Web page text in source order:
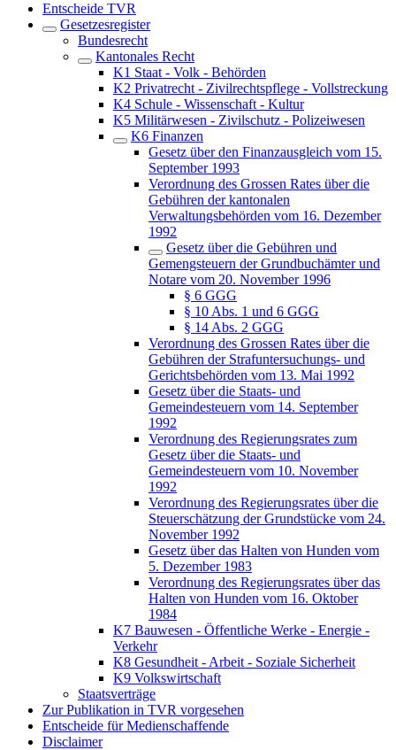
Entscheide TVR
Gesetzesregister
Bundesrecht
Kantonales Recht
K1 Staat - Volk - Behörden
K2 Privatrecht - Zivilrechtspflege - Vollstreckung
K4 Schule - Wissenschaft - Kultur
K5 Militärwesen - Zivilschutz - Polizeiwesen
K6 Finanzen
Gesetz über den Finanzausgleich vom 15.
September 1993
Verordnung des Grossen Rates über die
Gebühren der kantonalen
Verwaltungsbehörden vom 16. Dezember
1992
Gesetz über die Gebühren und
Gemengsteuern der Grundbuchämter und
Notare vom 20. November 1996
§ 6 GGG
§ 10 Abs. 1 und 6 GGG
§ 14 Abs. 2 GGG
Verordnung des Grossen Rates über die
Gebühren der Strafuntersuchungs- und
Gerichtsbehörden vom 13. Mai 1992
Gesetz über die Staats- und
Gemeindesteuern vom 14. September
1992
Verordnung des Regierungsrates zum
Gesetz über die Staats- und
Gemeindesteuern vom 10. November
1992
Verordnung des Regierungsrates über die
Steuerschätzung der Grundstücke vom 24.
November 1992
Gesetz über das Halten von Hunden vom
5. Dezember 1983
Verordnung des Regierungsrates über das
Halten von Hunden vom 16. Oktober
1984
K7 Bauwesen - Öffentliche Werke - Energie -
Verkehr
K8 Gesundheit - Arbeit - Soziale Sicherheit
K9 Volkswirtschaft
Staatsverträge
Zur Publikation in TVR vorgesehen
Entscheide für Medienschaffende
Disclaimer